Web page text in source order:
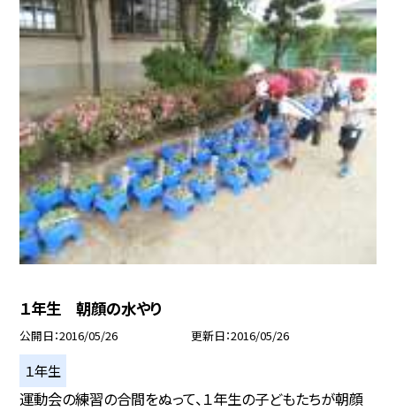
１年生 朝顔の水やり
公開日 2016/05/26 更新日 2016/05/26
１年生
運動会の練習の合間をぬって、１年生の子どもたちが朝顔